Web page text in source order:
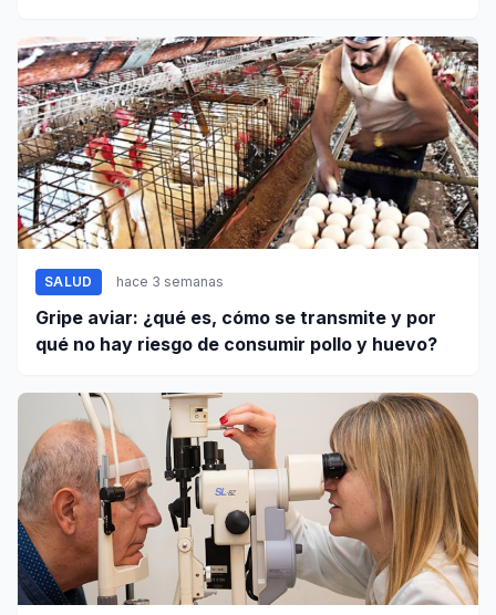
SALUD hace 3 semanas
Gripe aviar: ¿qué es, cómo se transmite y por
qué no hay riesgo de consumir pollo y huevo?